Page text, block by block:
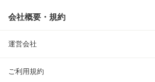
会社概要・規約
運営会社
ご利用規約